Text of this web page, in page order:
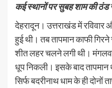
कई स्थानों पर सुबह शाम की ठंड
देहरादून। उत्तराखंड में रविवार
हुई थी। तब तापमान काफी
शीत लहर चलने लगी थी।
धूप निकली। इसके बाद
सिर्फ बदरीनाथ धाम के ही दोनों